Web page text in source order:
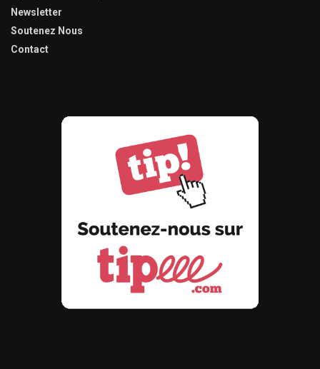
Newsletter
Soutenez Nous
Contact